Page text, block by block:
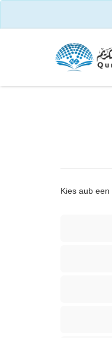
Kies aub een